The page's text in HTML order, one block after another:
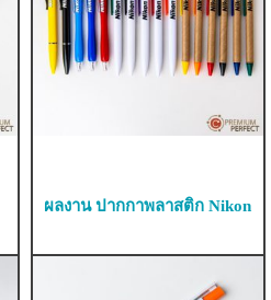
ผลงาน ปากกาพลาสติก Nikon